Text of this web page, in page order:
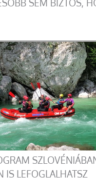
SEM BIZTOS,
IS LEFOGLALHATSZ